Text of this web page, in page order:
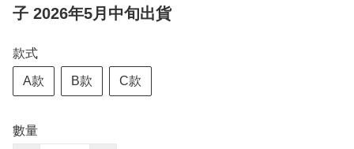
子 2026年5月中旬出貨
款式
A款 B款 C款
數量